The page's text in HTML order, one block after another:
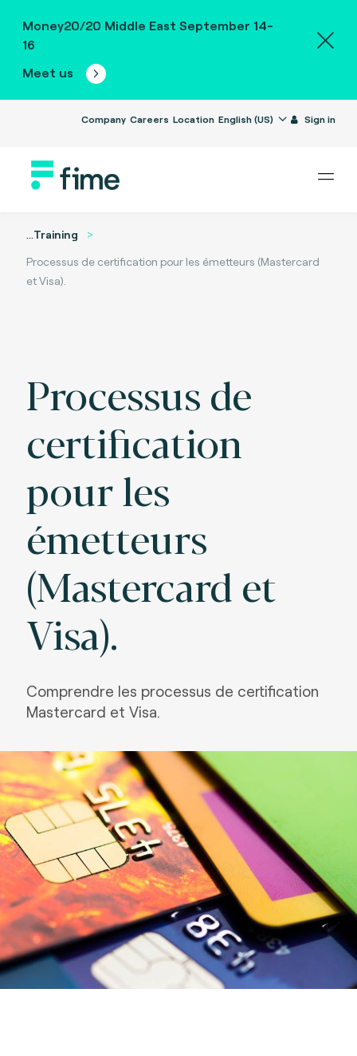
Money20/20 Middle East September 14-
16
Meet us
Company Careers Location English (US) Sign in
...Training
Processus de certification pour les émetteurs (Mastercard
et Visa).
Processus de
certification
pour les
émetteurs
(Mastercard et
Visa).
Comprendre les processus de certification
Mastercard et Visa.